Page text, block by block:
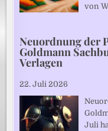
von
Neuordnung der
Goldmann
Verlagen
22. Juli 2026
Juli